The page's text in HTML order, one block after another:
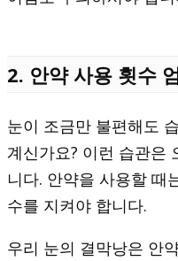
2. 안약 사용 횟수
눈이 조금만 불편해도
계신가요? 이런 습관은
니다. 안약을 사용할 때
수를 지켜야 합니다.
우리 눈의 결막낭은 안